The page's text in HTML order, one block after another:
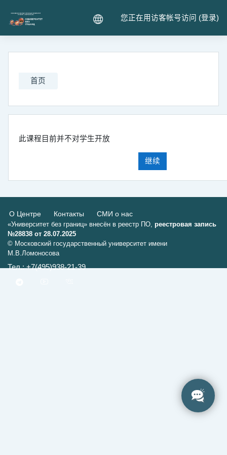
您正在用访客帐号访问 (登录)
首页
此课程目前并不对学生开放
继续
О Центре Контакты СМИ о нас
«Университет без границ» внесён в реестр ПО, реестровая запись
№28838 от 28.07.2025
© Московский государственный университет имени
М.В.Ломоносова
Тел.: +7(495)938-21-39